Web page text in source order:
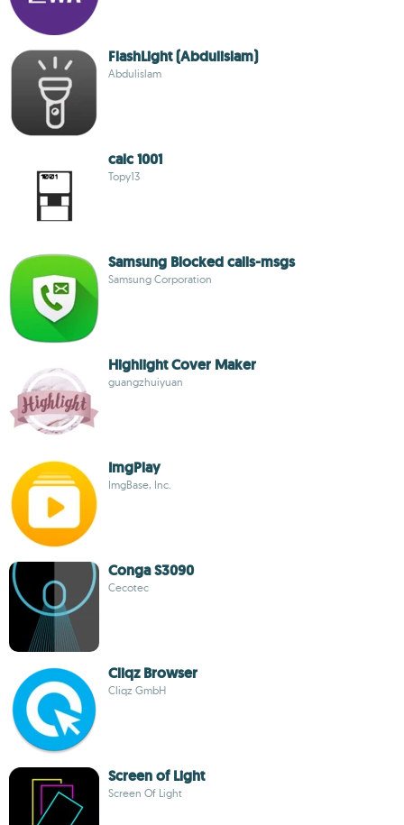
FlashLight (Abdulislam)
Abdulislam
calc 1001
Topy13
Samsung Blocked calls-msgs
Samsung Corporation
Highlight Cover Maker
guangzhuiyuan
ImgPlay
ImgBase, Inc.
Conga S3090
Cecotec
Cliqz Browser
Cliqz GmbH
Screen of Light
Screen Of Light